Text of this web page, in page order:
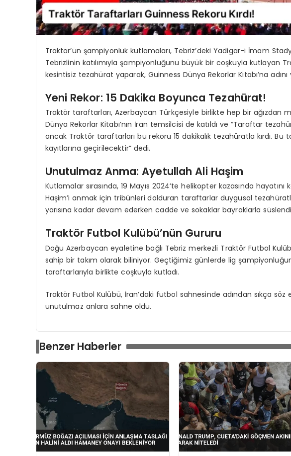
Traktör’ün şampiyonluk kutlamaları, Tebriz’deki Yadigar-i İmam
Tebrizlinin katılımıyla şampiyonluğunu büyük bir coşkuyla kutlayan
kesintisiz tezahürat yaparak, Guinness Dünya Rekorlar Kitabı’na adını
Yeni Rekor: 15 Dakika Boyunca Tezahürat!
Traktör taraftarları, Azerbaycan Türkçesiyle birlikte hep bir ağızdan
Dünya Rekorlar Kitabı’nın İran temsilcisi de katıldı ve “Taraftar
ancak Traktör taraftarları bu rekoru 15 dakikalık tezahüratla kırdı. Bu
kayıtlarına geçirilecektir” dedi.
Unutulmaz Anma: Ayetullah Ali Haşim
Kutlamalar sırasında, 19 Mayıs 2024’te helikopter kazasında
Haşim’i anmak için tribünleri dolduran taraftarlar duygusal
yarısına kadar devam ederken cadde ve sokaklar bayraklarla
Traktör Futbol Kulübü’nün Gururu
Doğu Azerbaycan eyaletine bağlı Tebriz merkezli Traktör Futbol
sahip bir takım olarak biliniyor. Geçtiğimiz günlerde lig
taraftarlarıyla birlikte coşkuyla kutladı.
Traktör Futbol Kulübü, İran’daki futbol sahnesinde adından sıkça
unutulmaz anlara sahne oldu.
Benzer Haberler